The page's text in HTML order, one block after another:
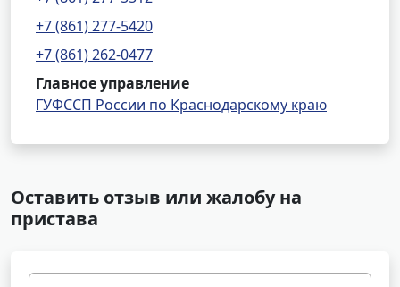
+7 (861) 277-5420
+7 (861) 262-0477
Главное управление
ГУФССП России по Краснодарскому краю
Оставить отзыв или жалобу на
пристава